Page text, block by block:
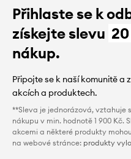
Přihlaste se k
získejte slevu
nákup.
Připojte se k naší komunitě a
akcích a produktech.
**Sleva je jednorázová, vztahuje
nákupu v min. hodnotě 1 900 Kč.
akcemi a některé produkty
na webové stránce: produkty